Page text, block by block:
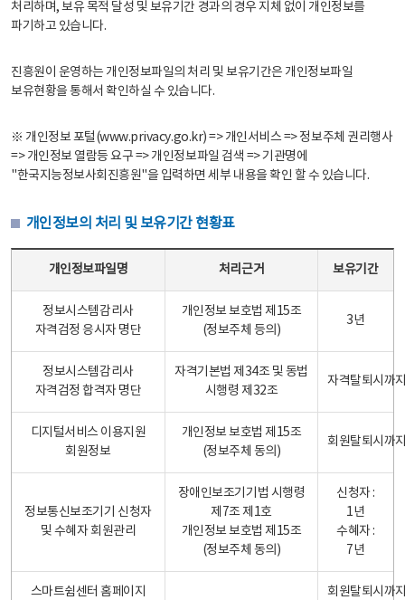
처리하며, 보유 목적 달성 및 보유기간 경과의 경우 지체 없이 개인정보를
파기하고 있습니다.
진흥원이 운영하는 개인정보파일의 처리 및 보유기간은 개인정보파일
보유현황을 통해서 확인하실 수 있습니다.
※ 개인정보 포털(www.privacy.go.kr) => 개인서비스 => 정보주체 권리행사
=> 개인정보 열람등 요구 => 개인정보파일 검색 => 기관명에
"한국지능정보사회진흥원"을 입력하면 세부 내용을 확인 할 수 있습니다.
개인정보의 처리 및 보유기간 현황표
개인정보파일명 처리근거 보유기간
정보시스템감리사
자격검정 응시자 명단
개인정보 보호법 제15조
(정보주체 등의)
3년
정보시스템감리사
자격검정 합격자 명단
자격기본법 제34조 및 동법
시행령 제32조
자격탈퇴시까
디지털서비스 이용지원
회원정보
개인정보 보호법 제15조
(정보주체 동의)
회원탈퇴시까
정보통신보조기기 신청자
및 수혜자 회원관리
장애인보조기기법 시행령
제7조 제1호
개인정보 보호법 제15조
(정보주체 동의)
신청자 :
1년
수혜자 :
7년
스마트쉼센터 홈페이지
회원탈퇴시까